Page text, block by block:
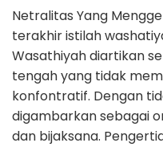
Netralitas Yang
terakhir istilah
Wasathiyah diartikan
tengah yang tidak
konfontratif. Dengan
digambarkan sebagai
dan bijaksana.